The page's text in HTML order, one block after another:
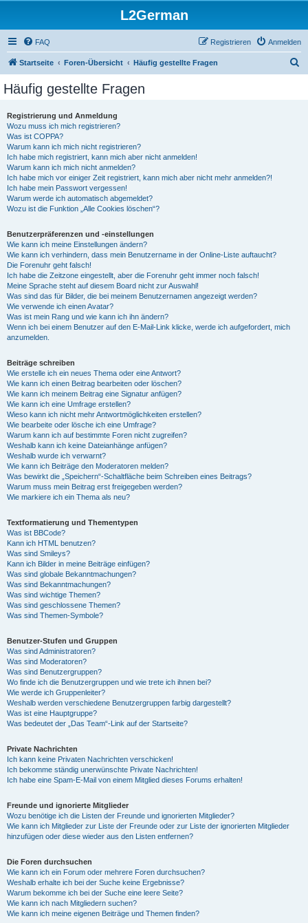
L2German
FAQ Anmelden
Registrieren
Startseite Foren-Übersicht Häufig gestellte Fragen
Häufig gestellte Fragen
Registrierung und Anmeldung
Wozu muss ich mich registrieren?
Was ist COPPA?
Warum kann ich mich nicht registrieren?
Ich habe mich registriert, kann mich aber nicht anmelden!
Warum kann ich mich nicht anmelden?
Ich habe mich vor einiger Zeit registriert, kann mich aber nicht mehr anmelden?!
Ich habe mein Passwort vergessen!
Warum werde ich automatisch abgemeldet?
Wozu ist die Funktion „Alle Cookies löschen“?
Benutzerpräferenzen und -einstellungen
Wie kann ich meine Einstellungen ändern?
Wie kann ich verhindern, dass mein Benutzername in der Online-Liste auftaucht?
Die Forenuhr geht falsch!
Ich habe die Zeitzone eingestellt, aber die Forenuhr geht immer noch falsch!
Meine Sprache steht auf diesem Board nicht zur Auswahl!
Was sind das für Bilder, die bei meinem Benutzernamen angezeigt werden?
Wie verwende ich einen Avatar?
Was ist mein Rang und wie kann ich ihn ändern?
Wenn ich bei einem Benutzer auf den E-Mail-Link klicke, werde ich aufgefordert, mich
anzumelden.
Beiträge schreiben
Wie erstelle ich ein neues Thema oder eine Antwort?
Wie kann ich einen Beitrag bearbeiten oder löschen?
Wie kann ich meinem Beitrag eine Signatur anfügen?
Wie kann ich eine Umfrage erstellen?
Wieso kann ich nicht mehr Antwortmöglichkeiten erstellen?
Wie bearbeite oder lösche ich eine Umfrage?
Warum kann ich auf bestimmte Foren nicht zugreifen?
Weshalb kann ich keine Dateianhänge anfügen?
Weshalb wurde ich verwarnt?
Wie kann ich Beiträge den Moderatoren melden?
Was bewirkt die „Speichern“-Schaltfläche beim Schreiben eines Beitrags?
Warum muss mein Beitrag erst freigegeben werden?
Wie markiere ich ein Thema als neu?
Textformatierung und Thementypen
Was ist BBCode?
Kann ich HTML benutzen?
Was sind Smileys?
Kann ich Bilder in meine Beiträge einfügen?
Was sind globale Bekanntmachungen?
Was sind Bekanntmachungen?
Was sind wichtige Themen?
Was sind geschlossene Themen?
Was sind Themen-Symbole?
Benutzer-Stufen und Gruppen
Was sind Administratoren?
Was sind Moderatoren?
Was sind Benutzergruppen?
Wo finde ich die Benutzergruppen und wie trete ich ihnen bei?
Wie werde ich Gruppenleiter?
Weshalb werden verschiedene Benutzergruppen farbig dargestellt?
Was ist eine Hauptgruppe?
Was bedeutet der „Das Team“-Link auf der Startseite?
Private Nachrichten
Ich kann keine Privaten Nachrichten verschicken!
Ich bekomme ständig unerwünschte Private Nachrichten!
Ich habe eine Spam-E-Mail von einem Mitglied dieses Forums erhalten!
Freunde und ignorierte Mitglieder
Wozu benötige ich die Listen der Freunde und ignorierten Mitglieder?
Wie kann ich Mitglieder zur Liste der Freunde oder zur Liste der ignorierten Mitglieder
hinzufügen oder diese wieder aus den Listen entfernen?
Die Foren durchsuchen
Wie kann ich ein Forum oder mehrere Foren durchsuchen?
Weshalb erhalte ich bei der Suche keine Ergebnisse?
Warum bekomme ich bei der Suche eine leere Seite?
Wie kann ich nach Mitgliedern suchen?
Wie kann ich meine eigenen Beiträge und Themen finden?